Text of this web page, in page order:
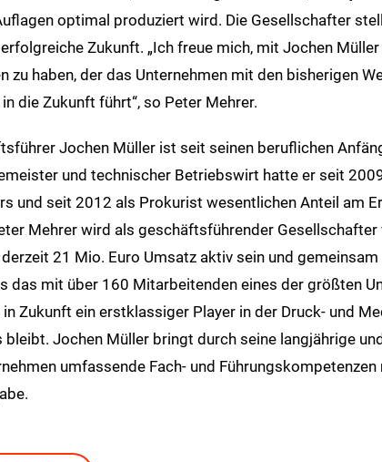
optimal produziert wird. Die Gesellschafter
Zukunft. „Ich freue mich, mit Jochen
zu haben, der das Unternehmen mit den bisherigen
die Zukunft führt“, so Peter Mehrer.
Jochen Müller ist seit seinen beruflichen
und technischer Betriebswirt hatte er seit
und seit 2012 als Prokurist wesentlichen Anteil am
Mehrer wird als geschäftsführender
21 Mio. Euro Umsatz aktiv sein und
das mit über 160 Mitarbeitenden eines der größten
Zukunft ein erstklassiger Player in der Druck- und
bleibt. Jochen Müller bringt durch seine langjährige
umfassende Fach- und